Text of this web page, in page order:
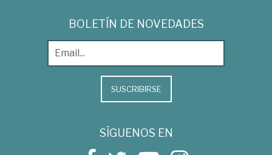
BOLETÍN DE NOVEDADES
SUSCRIBIRSE
SÍGUENOS EN